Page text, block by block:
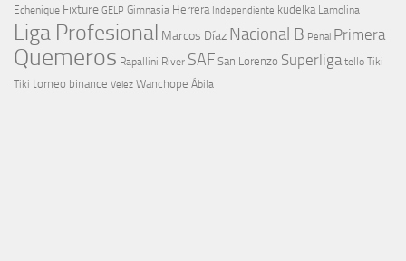
Echenique Fixture GELP Gimnasia Herrera Independiente kudelka Lamolina
Liga Profesional Marcos Díaz Nacional B Penal Primera
Quemeros Rapallini River SAF San Lorenzo Superliga tello Tiki
Tiki torneo binance Velez Wanchope Ábila